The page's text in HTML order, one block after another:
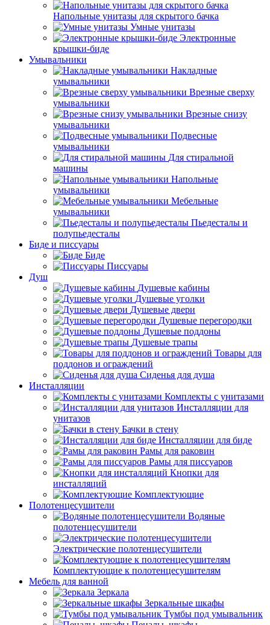
Напольные унитазы для скрытого бачка
Умные унитазы
Электронные
крышки-биде
Умывальники
Накладные
умывальники
Врезные сверху
умывальники
Врезные снизу
умывальники
Подвесные
умывальники
Для стиральной
машины
Напольные
умывальники
Мебельные
умывальники
Пьедесталы и
полупьедесталы
Биде и писсуары
Биде
Писсуары
Душ
Душевые кабины
Душевые уголки
Душевые двери
Душевые перегородки
Душевые поддоны
Душевые трапы
Товары для
поддонов и ограждений
Сиденья для душа
Инсталляции
Комплекты с унитазами
Инсталляции для
унитазов
Бачки в стену
Инсталляции для биде
Рамы для раковин
Рамы для писсуаров
Кнопки для
инсталляций
Комплектующие
Полотенцесушители
Водяные
полотенцесушители
Электрические полотенцесушители
Комплектующие к полотенцесушителям
Мебель для ванной
Зеркала
Зеркальные шкафы
Тумбы под умывальник